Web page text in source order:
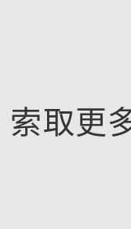
索取更